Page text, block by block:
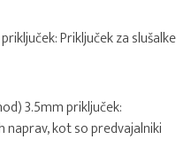
Priključek za slušalke
3.5mm priključek:
kot so predvajalniki